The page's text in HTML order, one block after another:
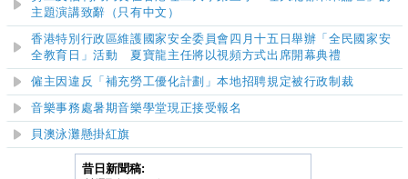
主題演講致辭（只有中文）
香港特別行政區維護國家安全委員會四月十五日舉辦「全民國家安
全教育日」活動 夏寶龍主任將以視頻方式出席開幕典禮
僱主因違反「補充勞工優化計劃」本地招聘規定被行政制裁
音樂事務處暑期音樂學堂現正接受報名
貝澳泳灘懸掛紅旗
昔日新聞稿: